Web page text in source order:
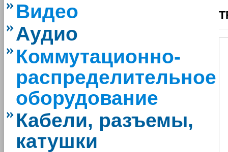
Видео
Аудио
Коммутационно-
распределительное
оборудование
Кабели, разъемы,
катушки